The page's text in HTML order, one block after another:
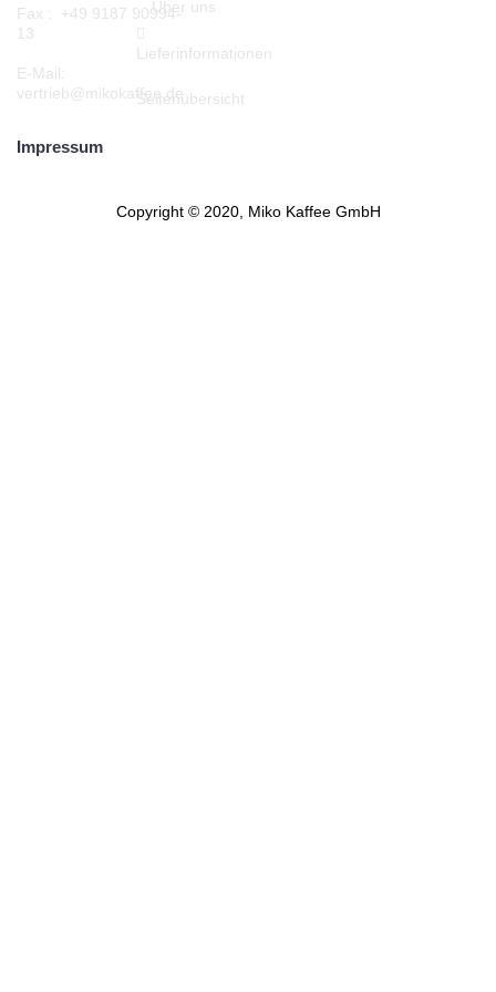
Fax : +49 9187 90994-
13
E-Mail:
vertrieb@mikokaffee.de
Über uns
Lieferinformationen
Seitenübersicht
Impressum
Copyright © 2020, Miko Kaffee GmbH